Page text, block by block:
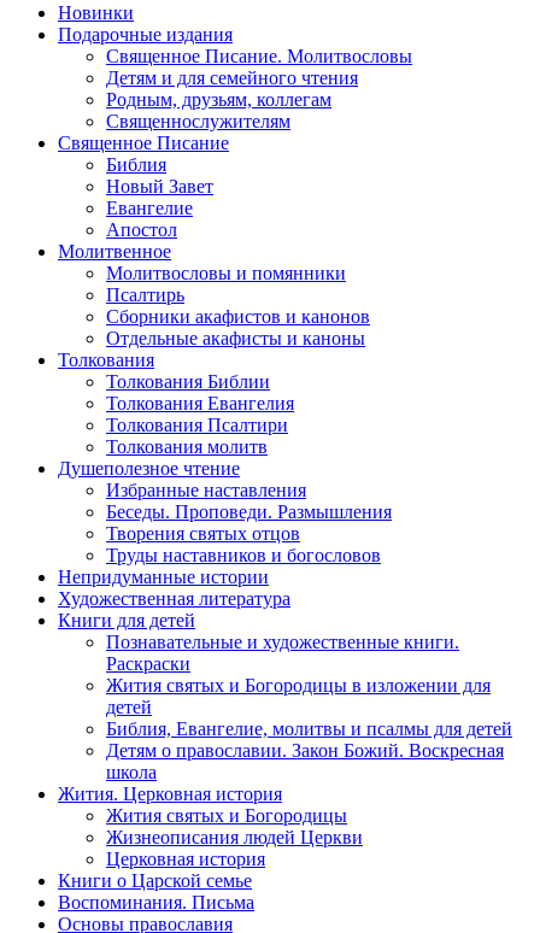
Новинки
Подарочные издания
Священное Писание. Молитвословы
Детям и для семейного чтения
Родным, друзьям, коллегам
Священнослужителям
Священное Писание
Библия
Новый Завет
Евангелие
Апостол
Молитвенное
Молитвословы и помянники
Псалтирь
Сборники акафистов и канонов
Отдельные акафисты и каноны
Толкования
Толкования Библии
Толкования Евангелия
Толкования Псалтири
Толкования молитв
Душеполезное чтение
Избранные наставления
Беседы. Проповеди. Размышления
Творения святых отцов
Труды наставников и богословов
Непридуманные истории
Художественная литература
Книги для детей
Познавательные и художественные книги.
Раскраски
Жития святых и Богородицы в изложении для
детей
Библия, Евангелие, молитвы и псалмы для детей
Детям о православии. Закон Божий. Воскресная
школа
Жития. Церковная история
Жития святых и Богородицы
Жизнеописания людей Церкви
Церковная история
Книги о Царской семье
Воспоминания. Письма
Основы православия